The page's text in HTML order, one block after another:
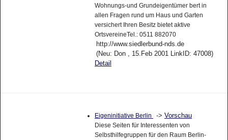
Wohnungs-und Grundeigentümer bert in
allen Fragen rund um Haus und Garten
versichert Ihren Besitz bietet aktive
OrtsvereineTel.: 0511 882070
http://www.siedlerbund-nds.de
(Neu: Don , 15.Feb 2001 LinkID: 47008)
Detail
Eigeninitiative Berlin -> Vorschau
Diese Seiten für Interessenten von
Selbsthilfegruppen für den Raum Berlin-